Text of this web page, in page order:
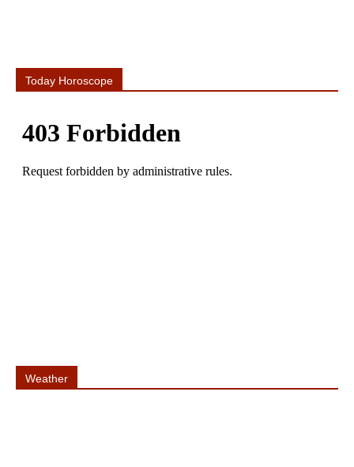
Today Horoscope
Weather